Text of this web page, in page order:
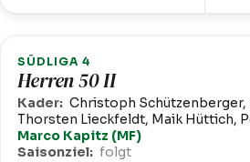
SÜDLIGA 4
Herren 50 II
Kader: Christoph Schützenberger,
Thorsten Lieckfeldt, Maik Hüttich,
Marco Kapitz (MF)
Saisonziel: folgt